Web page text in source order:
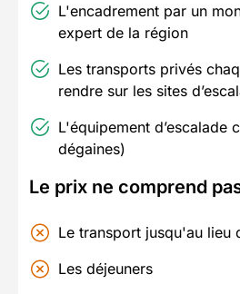
L'encadrement par un
expert de la région
Les transports privés
rendre sur les sites
L'équipement d’escalade
dégaines)
Le prix ne comprend
Le transport jusqu'au lieu
Les déjeuners